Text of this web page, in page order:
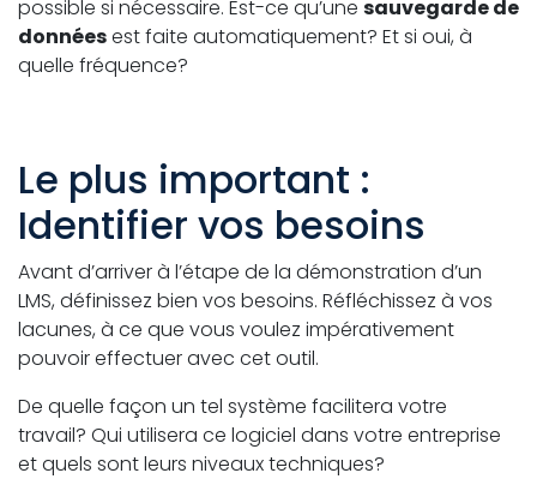
possible si nécessaire. Est-ce qu’une sauvegarde de
donnéesest faite automatiquement? Et si oui, à
quelle fréquence?
Le plus important :
Identifier vos besoins
Avant d’arriver à l’étape de la démonstration d’un
LMS, définissez bien vos besoins. Réfléchissez à vos
lacunes, à ce que vous voulez impérativement
pouvoir effectuer avec cet outil.
De quelle façon un tel système facilitera votre
travail? Qui utilisera ce logiciel dans votre entreprise
et quels sont leurs niveaux techniques?